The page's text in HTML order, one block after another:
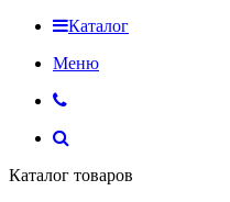
Каталог
Меню
Каталог товаров